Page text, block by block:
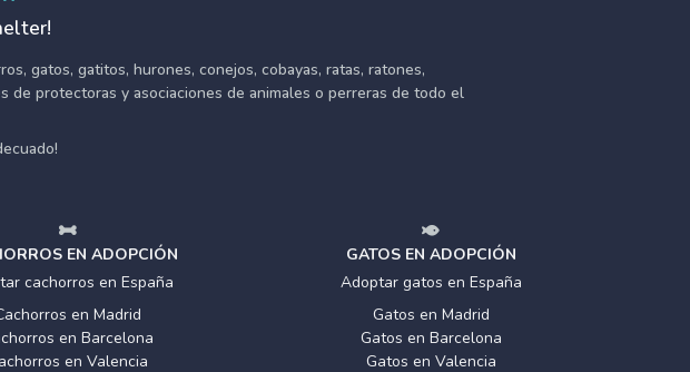
gatos, gatitos, hurones, conejos, cobayas, ratas, ratones,
de protectoras y asociaciones de animales o perreras de todo el
EN ADOPCIÓN
cachorros en España
en Madrid
en Barcelona
en Valencia
GATOS EN ADOPCIÓN
Adoptar gatos en España
Gatos en Madrid
Gatos en Barcelona
Gatos en Valencia